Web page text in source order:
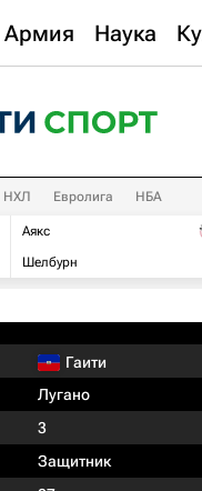
Армия Наука
НХЛ Евролига НБА
Аякс
Шелбурн
Гаити
Лугано
3
Защитник